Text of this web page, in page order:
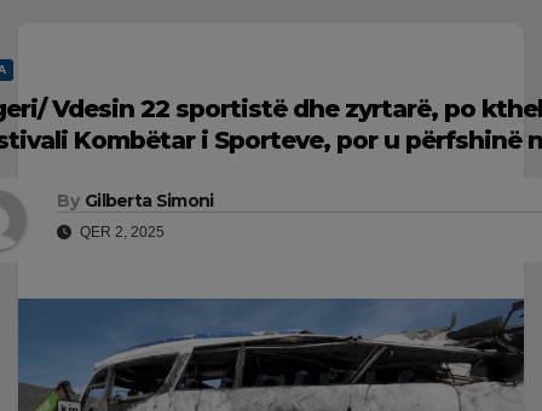
Vdesin 22 sportistë dhe zyrtarë, po
Kombëtar i Sporteve, por u përfshinë
By Gilberta Simoni
QER 2, 2025